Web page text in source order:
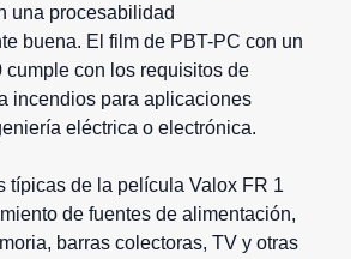
una procesabilidad
buena. El film de PBT-PC con un
cumple con los requisitos de
incendios para aplicaciones
eléctrica o electrónica.
típicas de la película Valox FR 1
de fuentes de alimentación,
barras colectoras, TV y otras